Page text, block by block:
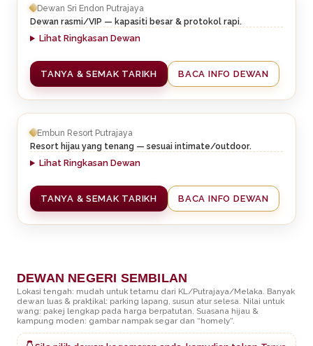
Dewan Sri Endon Putrajaya
Dewan rasmi/VIP — kapasiti besar & protokol rapi.
Lihat Ringkasan Dewan
TANYA & SEMAK TARIKH BACA INFO DEWAN
Embun Resort Putrajaya
Resort hijau yang tenang — sesuai intimate/outdoor.
Lihat Ringkasan Dewan
TANYA & SEMAK TARIKH BACA INFO DEWAN
DEWAN NEGERI SEMBILAN
Lokasi tengah: mudah untuk tetamu dari KL/Putrajaya/Melaka. Banyak
dewan luas & praktikal: parking lapang, susun atur selesa. Nilai untuk
wang: pakej lengkap pada harga berpatutan. Suasana hijau &
kampung moden: gambar nampak segar dan “homely”.